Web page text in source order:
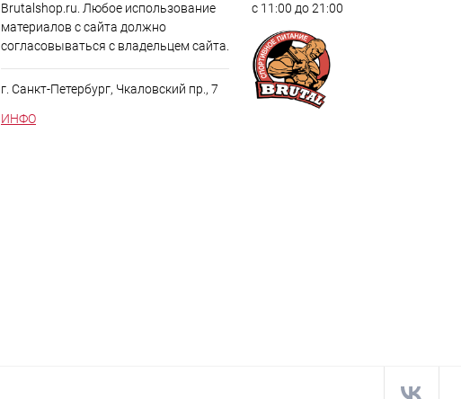
Brutalshop.ru. Любое использование
материалов с сайта должно
согласовываться с владельцем сайта.
г. Санкт-Петербург, Чкаловский пр., 7
ИНФО
с 11:00 до 21:00